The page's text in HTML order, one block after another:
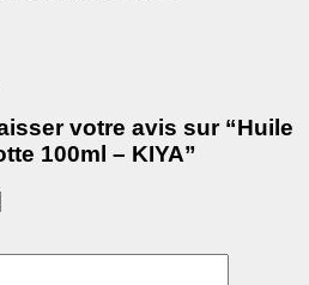
votre avis sur “Huile
100ml – KIYA”